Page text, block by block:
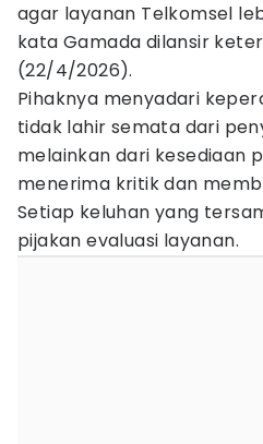
agar layanan Telkomsel
kata Gamada dilansir
(22/4/2026).
Pihaknya menyadari
tidak lahir semata dari
melainkan dari kesediaan
menerima kritik dan
Setiap keluhan yang
pijakan evaluasi layanan.